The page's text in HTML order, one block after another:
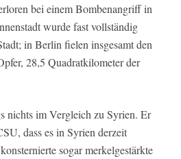
bei einem Bombenangriff in
wurde fast vollständig
in Berlin fielen insgesamt den
28,5 Quadratkilometer der
nichts im Vergleich zu Syrien. Er
dass es in Syrien derzeit
sogar merkelgestärkte